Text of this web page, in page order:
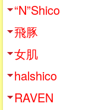
“N”Shico
飛豚
女肌
halshico
RAVEN